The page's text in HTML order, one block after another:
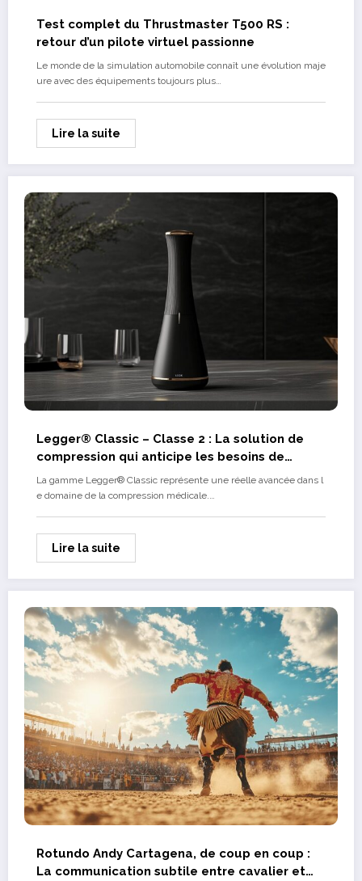
Test complet du Thrustmaster T500 RS :
retour d’un pilote virtuel passionne
Le monde de la simulation automobile connaît une évolution maje
ure avec des équipements toujours plus…
Lire la suite
Legger® Classic – Classe 2 : La solution de
compression qui anticipe les besoins de
demain
La gamme Legger® Classic représente une réelle avancée dans l
e domaine de la compression médicale.…
Lire la suite
Rotundo Andy Cartagena, de coup en coup :
La communication subtile entre cavalier et